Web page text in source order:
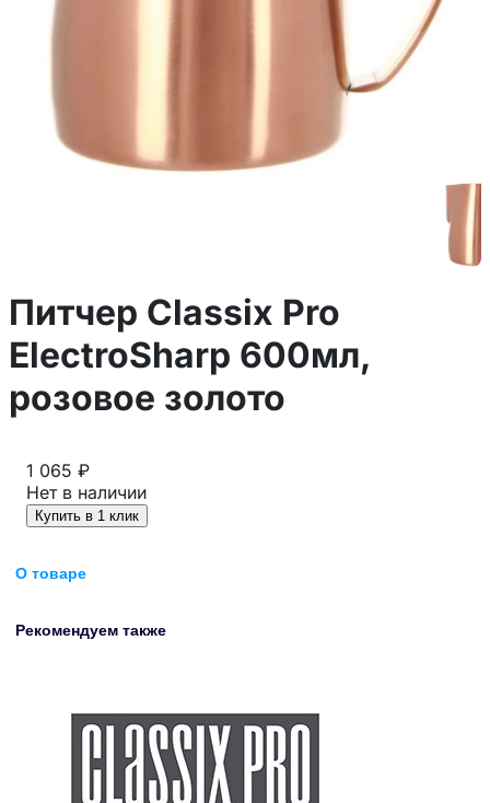
Питчер Classix Pro
ElectroSharp 600мл,
розовое золото
1 065 ₽
Нет в наличии
Купить в 1 клик
О товаре
Рекомендуем также